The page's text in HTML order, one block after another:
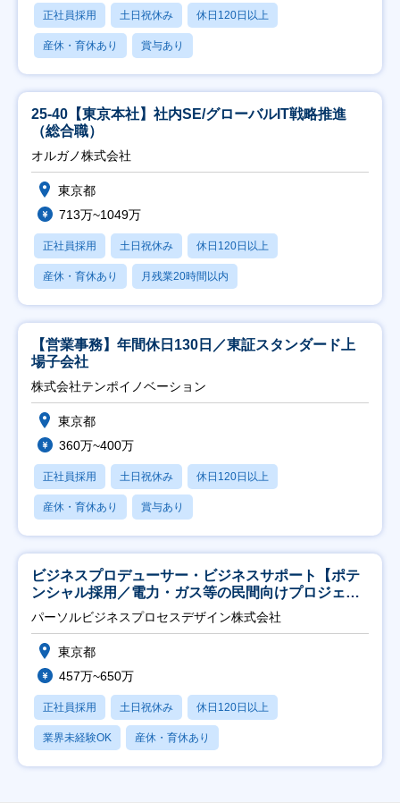
正社員採用 土日祝休み 休日120日以上
産休・育休あり 賞与あり
25-40【東京本社】社内SE/グローバルIT戦略推進
（総合職）
オルガノ株式会社
東京都
713万~1049万
正社員採用 土日祝休み 休日120日以上
産休・育休あり 月残業20時間以内
【営業事務】年間休日130日／東証スタンダード上
場子会社
株式会社テンポイノベーション
東京都
360万~400万
正社員採用 土日祝休み 休日120日以上
産休・育休あり 賞与あり
ビジネスプロデューサー・ビジネスサポート【ポテ
ンシャル採用／電力・ガス等の民間向けプロジェク
ト推進】
パーソルビジネスプロセスデザイン株式会社
東京都
457万~650万
正社員採用 土日祝休み 休日120日以上
業界未経験OK 産休・育休あり